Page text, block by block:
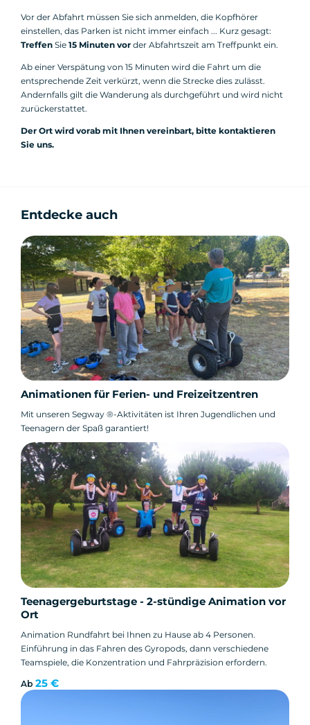
Vor der Abfahrt müssen Sie sich anmelden, die Kopfhörer
einstellen, das Parken ist nicht immer einfach ... Kurz gesagt:
Treffen Sie 15 Minuten vor der Abfahrtszeit am Treffpunkt ein.
Ab einer Verspätung von 15 Minuten wird die Fahrt um die
entsprechende Zeit verkürzt, wenn die Strecke dies zulässt.
Andernfalls gilt die Wanderung als durchgeführt und wird nicht
zurückerstattet.
Der Ort wird vorab mit Ihnen vereinbart, bitte kontaktieren
Sie uns.
Entdecke auch
Animationen für Ferien- und Freizeitzentren
Mit unseren Segway ®-Aktivitäten ist Ihren Jugendlichen und
Teenagern der Spaß garantiert!
Teenagergeburtstage - 2-stündige Animation vor
Ort
Animation Rundfahrt bei Ihnen zu Hause ab 4 Personen.
Einführung in das Fahren des Gyropods, dann verschiedene
Teamspiele, die Konzentration und Fahrpräzision erfordern.
Ab 25 €